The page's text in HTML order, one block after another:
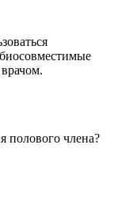
полового члена?